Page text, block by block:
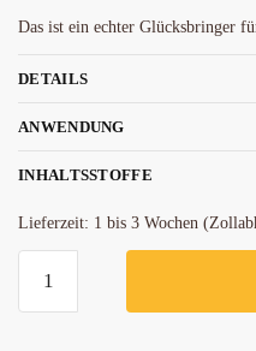
Das ist ein echter Glücksbringer
DETAILS
ANWENDUNG
INHALTSSTOFFE
Lieferzeit: 1 bis 3 Wochen